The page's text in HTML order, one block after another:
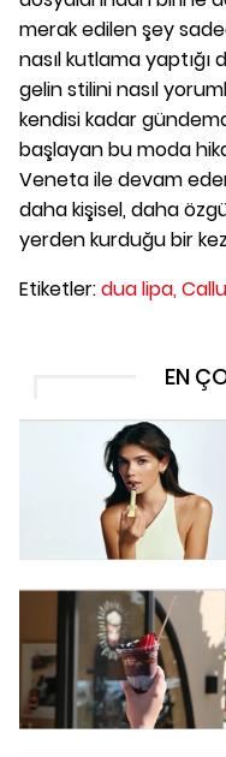
merak edilen şey
nasıl kutlama yaptığı
gelin stilini nasıl
kendisi kadar
başlayan bu moda
Veneta ile devam
daha kişisel, daha
yerden kurduğu bir
Etiketler:dua lipa,
EN